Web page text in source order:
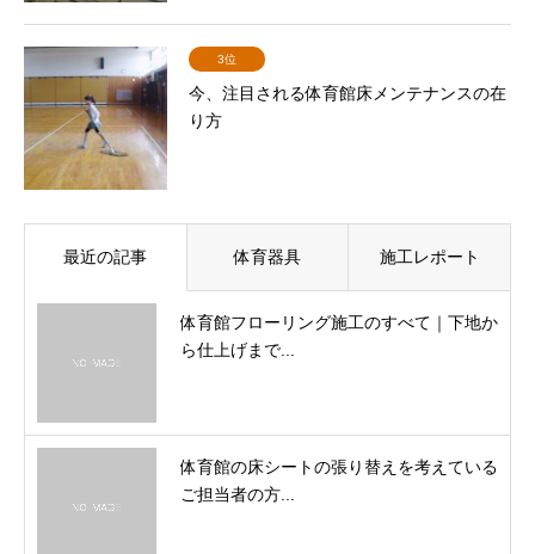
3位
今、注目される体育館床メンテナンスの在
り方
最近の記事 体育器具 施工レポート
体育館フローリング施工のすべて｜下地か
ら仕上げまで...
体育館の床シートの張り替えを考えている
ご担当者の方...